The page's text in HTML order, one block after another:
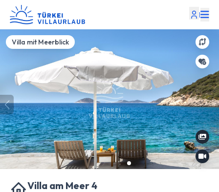
|
Villa mit Meerblick
Villa am Meer 4